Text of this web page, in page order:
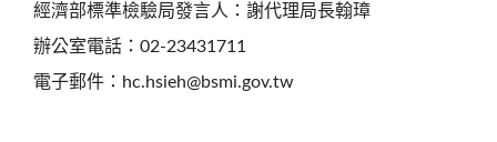
經濟部標準檢驗局發言人：謝代理局長翰璋
辦公室電話：02-23431711
電子郵件：hc.hsieh@bsmi.gov.tw